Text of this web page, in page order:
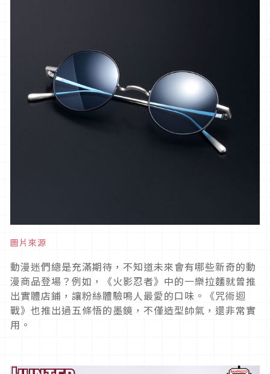
圖片來源
動漫迷們總是充滿期待，不知道未來會有哪些新奇的動
漫商品登場？例如，《火影忍者》中的一樂拉麵就曾推
出實體店鋪，讓粉絲體驗鳴人最愛的口味。《咒術迴
戰》也推出過五條悟的墨鏡，不僅造型帥氣，還非常實
用。